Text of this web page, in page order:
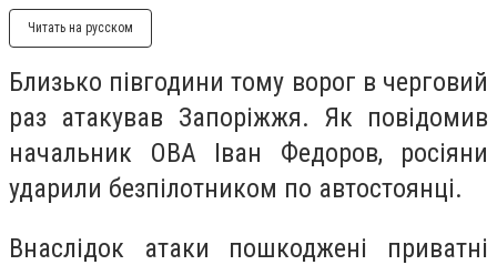
Читать на русском
Близько півгодини тому ворог в черговий
раз атакував Запоріжжя. Як повідомив
начальник ОВА Іван Федоров, росіяни
ударили безпілотником по автостоянці.
Внаслідок атаки пошкоджені приватні